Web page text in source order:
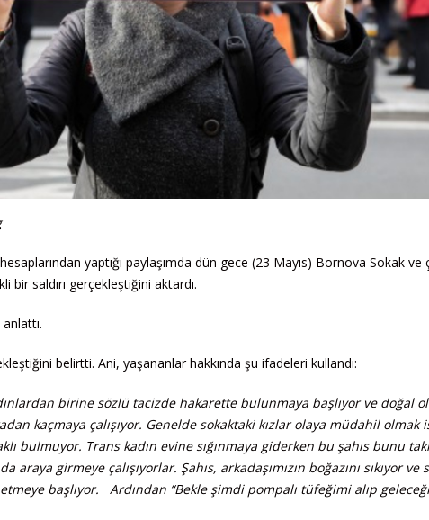
yaptığı paylaşımda dün gece (23 Mayıs) Bornova Sokak
bir saldırı gerçekleştiğini aktardı.
belirtti. Ani, yaşananlar hakkında şu ifadeleri kullandı:
birine sözlü tacizde hakarette bulunmaya başlıyor ve doğal
kaçmaya çalışıyor. Genelde sokaktaki kızlar olaya müdahil olmak
bulmuyor. Trans kadın evine sığınmaya giderken bu şahıs bunu
girmeye çalışıyorlar. Şahıs, arkadaşımızın boğazını sıkıyor
başlıyor. Ardından “Bekle şimdi pompalı tüfeğimi alıp